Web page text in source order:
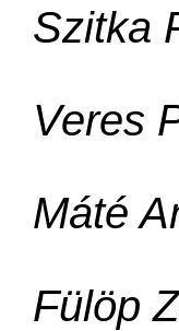
Szitka
Veres
Máté
Fülöp